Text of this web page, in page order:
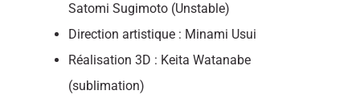
Satomi Sugimoto (Unstable)
Direction artistique : Minami Usui
Réalisation 3D : Keita Watanabe
(sublimation)